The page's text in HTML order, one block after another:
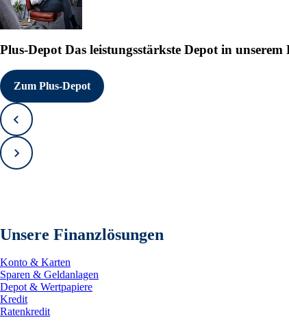
Plus-Depot Das leistungsstärkste Depot in
Zum Plus-Depot
Zurück
Vorwärts
Unsere Finanzlösungen
Konto & Karten
Sparen & Geldanlagen
Depot & Wertpapiere
Kredit
Ratenkredit